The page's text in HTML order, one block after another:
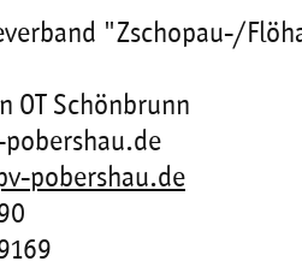
"Zschopau-/
OT Schönbrunn
pobershau.de